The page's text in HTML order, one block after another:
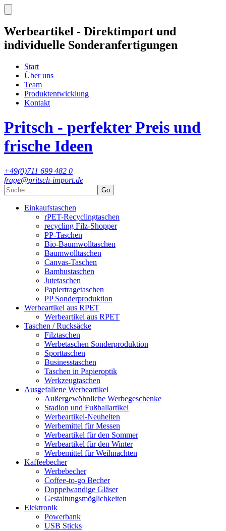
Werbeartikel - Direktimport und
individuelle Sonderanfertigungen
Start
Über uns
Team
Produktentwicklung
Kontakt
Pritsch - perfekter Preis und
frische Ideen
+49(0)711 699 482 0
frage@pritsch-import.de
Go
Einkaufstaschen
rPET-Recyclingtaschen
recycling Filz-Shopper
PP-Taschen
Bio-Baumwolltaschen
Baumwolltaschen
Canvas-Taschen
Bambustaschen
Jutetaschen
Papiertragetaschen
PP Sonderproduktion
Werbeartikel aus RPET
Werbeartikel aus RPET
Taschen / Rucksäcke
Filztaschen
Werbetaschen Sonderproduktion
Sporttaschen
Businesstaschen
Taschen in Papieroptik
Werkzeugtaschen
Ausgefallene Werbeartikel
Außergewöhnliche Werbegeschenke
Stadion und Fußballartikel
Werbeartikel-Neuheiten
Werbemittel für Messen
Werbeartikel für den Sommer
Werbeartikel für den Winter
Werbemittel für Weihnachten
Kaffeebecher
Werbebecher
Coffee-to-go Becher
Doppelwandige Gläser
Gestaltungsmöglichkeiten
Elektronik
Powerbank
USB Sticks